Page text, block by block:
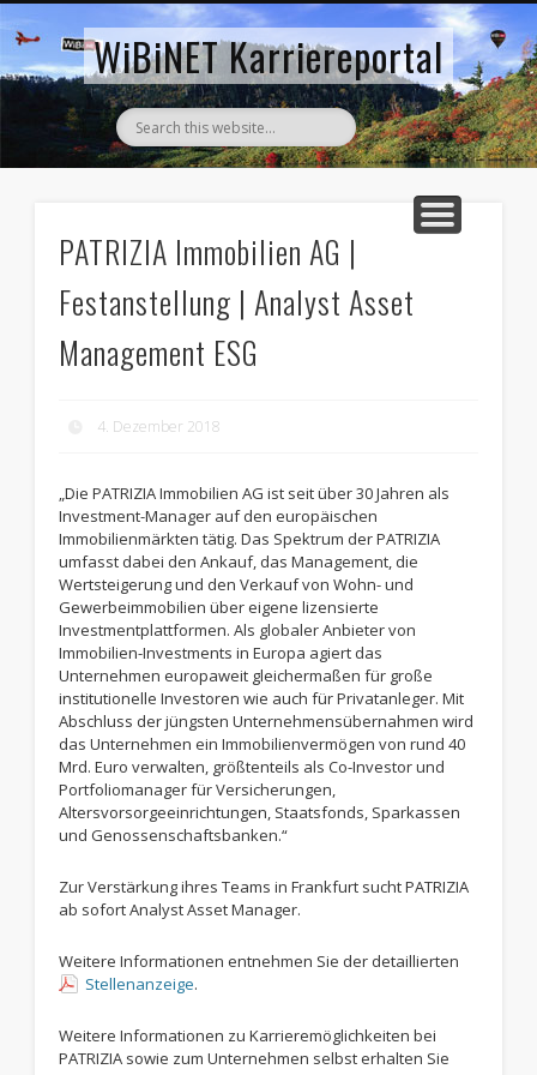
WiBiNET Karriereportal
AKTUELLE STELLENANZEIGEN
ZURÜCK ZUM WIBINET
PATRIZIA Immobilien AG |
Festanstellung | Analyst Asset
Management ESG
4. Dezember 2018
„Die PATRIZIA Immobilien AG ist seit über 30 Jahren als
Investment-Manager auf den europäischen
Immobilienmärkten tätig. Das Spektrum der PATRIZIA
umfasst dabei den Ankauf, das Management, die
Wertsteigerung und den Verkauf von Wohn- und
Gewerbeimmobilien über eigene lizensierte
Investmentplattformen. Als globaler Anbieter von
Immobilien-Investments in Europa agiert das
Unternehmen europaweit gleichermaßen für große
institutionelle Investoren wie auch für Privatanleger. Mit
Abschluss der jüngsten Unternehmensübernahmen wird
das Unternehmen ein Immobilienvermögen von rund 40
Mrd. Euro verwalten, größtenteils als Co-Investor und
Portfoliomanager für Versicherungen,
Altersvorsorgeeinrichtungen, Staatsfonds, Sparkassen
und Genossenschaftsbanken.“
Zur Verstärkung ihres Teams in Frankfurt sucht PATRIZIA
ab sofort Analyst Asset Manager.
Weitere Informationen entnehmen Sie der detaillierten
Stellenanzeige.
Weitere Informationen zu Karrieremöglichkeiten bei
PATRIZIA sowie zum Unternehmen selbst erhalten Sie